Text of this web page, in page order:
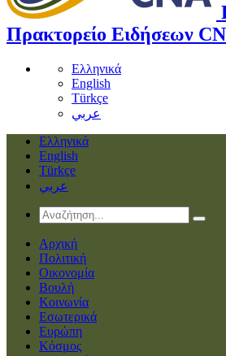
Πρακτορείο Ειδήσεων
Ελληνικά
English
Türkçe
عربي
Ελληνικά
English
Türkçe
عربي
Αρχική
Πολιτική
Οικονομία
Βουλή
Κοινωνία
Εσωτερικά
Ευρώπη
Κόσμος